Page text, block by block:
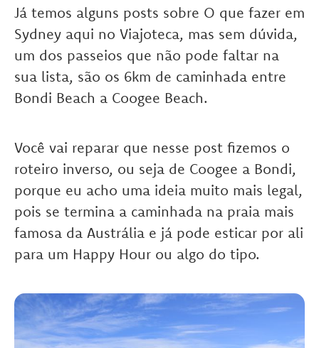
Já temos alguns posts sobre O que fazer em
Sydney aqui no Viajoteca, mas sem dúvida,
um dos passeios que não pode faltar na
sua lista, são os 6km de caminhada entre
Bondi Beach a Coogee Beach.
Você vai reparar que nesse post fizemos o
roteiro inverso, ou seja de Coogee a Bondi,
porque eu acho uma ideia muito mais legal,
pois se termina a caminhada na praia mais
famosa da Austrália e já pode esticar por ali
para um Happy Hour ou algo do tipo.